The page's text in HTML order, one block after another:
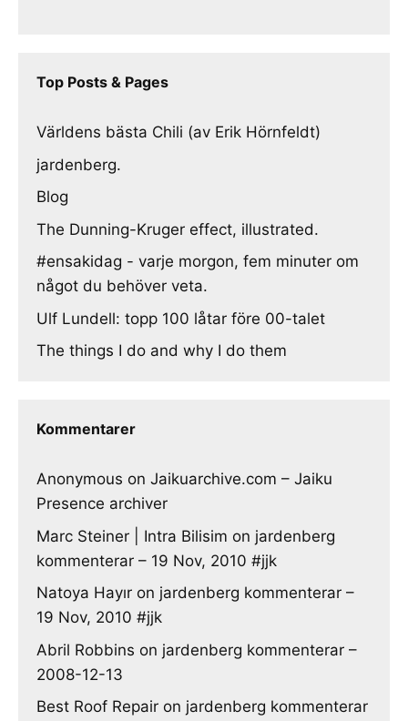
Top Posts & Pages
Världens bästa Chili (av Erik Hörnfeldt)
jardenberg.
Blog
The Dunning-Kruger effect, illustrated.
#ensakidag - varje morgon, fem minuter om
något du behöver veta.
Ulf Lundell: topp 100 låtar före 00-talet
The things I do and why I do them
Kommentarer
Anonymous on Jaikuarchive.com – Jaiku
Presence archiver
Marc Steiner | Intra Bilisim on jardenberg
kommenterar – 19 Nov, 2010 #jjk
Natoya Hayır on jardenberg kommenterar –
19 Nov, 2010 #jjk
Abril Robbins on jardenberg kommenterar –
2008-12-13
Best Roof Repair on jardenberg kommenterar